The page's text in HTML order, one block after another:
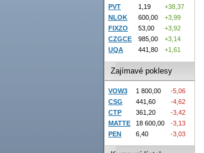
PVT 1,19
+38,37
NLOK
600,00
+3,99
FIXZO
53,00
+3,92
CZGCE
985,00
+3,14
UQA
441,80 +1,61
Zajímavé poklesy
VOW3 1 800,00
-5,06
CSG
441,60
-4,62
CTP
361,20
-3,42
MATTE
18 600,00
-3,13
PEN
6,40 -3,03